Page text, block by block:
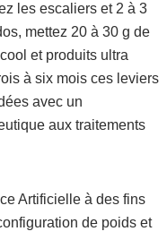
les escaliers et 2 à 3
mettez 20 à 30 g de
et produits ultra
à six mois ces leviers
avec un
aux traitements
Artificielle à des fins
de poids et